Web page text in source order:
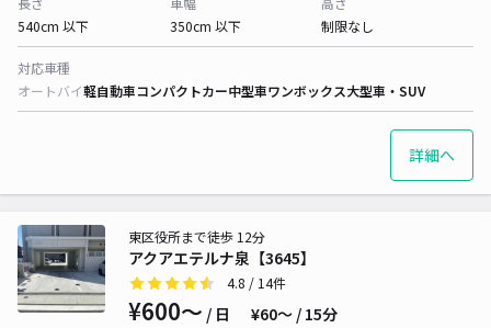
540cm 以下
350cm 以下
制限なし
対応車種
オートバイ軽自動車コンパクトカー中型車ワンボックス大型車・SUV
詳細へ
アクアエテルナ泉【3645】
東区役所まで徒歩 12分
4.8 / 14件
¥600〜 / 日 ¥60〜 / 15分